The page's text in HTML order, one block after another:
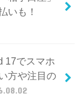
いも！
17でスマホ
方や注目の